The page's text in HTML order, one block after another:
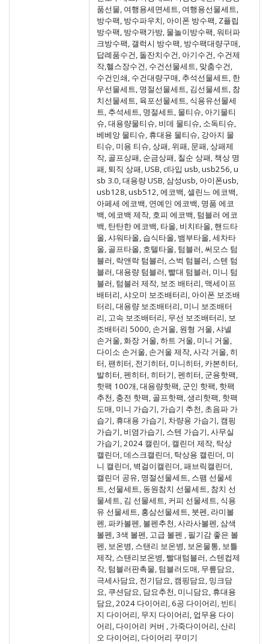
품선물, 여행용세면세트, 여행용선물세트,
방수팩, 방수파우치, 아이폰 방수팩, Z플립
방수팩, 방수팩가방, 물놀이방수팩, 워터파
크방수팩, 갤럭시 방수팩, 방수팩대량구매,
답례품수건, 돌잔치수건, 아기수건, 수건제
작,헬스장수건, 수건선물세트, 맞춤수건,
수건인쇄, 수건대량구매, 추석선물세트, 한
우선물세트, 명절선물세트, 김선물세트, 참
치선물세트, 육포선물세트, 식용유선물세
트, 추석세트, 명절세트, 물티슈, 아기물티
슈, 대용량물티슈, 비데 물티슈, 소독티슈,
베베앙 물티슈, 휴대용 물티슈, 강아지 물
티슈, 미용 티슈, 상패, 위패, 문패, 상패제
작, 골프상패, 순금상패, 칠순 상패, 책상 명
패, 퇴직 상패, USB, c타입 usb, usb256, u
sb 3.0, 대용량 USB, 삼성usb, 아이폰usb,
usb128, usb512, 에코백, 셀린느 에코백,
아페세 에코백, 연예인 에코백, 명품 에코
백, 에코백 제작, 호피 에코백, 텀블러 에코
백, 탄탄한 에코백, 타올, 비치타올, 핸드타
올, 샤워타올, 습식타올, 뱀부타올, 세차타
올, 골프타올, 호텔타올, 텀블러, 써모스 텀
블러, 락앤락 텀블러, 스벅 텀블러, 스텐 텀
블러, 대용량 텀블러, 빨대 텀블러, 미니 텀
블러, 텀블러 제작, 보조 배터리, 맥세이프
배터리, 샤오미 보조배터리, 아이폰 보조배
터리, 대용량 보조배터리, 미니 보조배터
리, 고속 보조배터리, 무선 보조배터리, 보
조배터리 5000, 손거울, 원형 거울, 샤넬
손거울, 화장 거울, 하트 거울, 미니 거울,
다이소 손거울, 손거울 제작, 사각 거울, 히
터, 팬히터, 전기히터, 미니히터, 카본히터,
발히터, 펜히터, 히터기, 펜히터, 군용핫팩,
핫팩 100개, 대용량핫팩, 군인 핫팩, 핫팩
추천, 충전 핫팩, 골프핫팩, 생리핫팩, 핫팩
도매, 미니 가습기, 가습기 추천, 초음파 가
습기, 휴대용 가습기, 차량용 가습기, 캠핑
가습기, 비염가습기, 스텐 가습기, 사무실
가습기, 2024 캘린더, 캘린더 제작, 탁상
캘린더, 데스크캘린더, 탁상용 캘린더, 미
니 캘린더, 벽걸이캘린더, 패브릭캘린더,
캘린더 공유, 명절선물세트, 스팸 선물세
트, 선물세트, 동원참치 선물세트, 참치 선
물세트, 김 선물세트, 커피 선물세트, 식용
유 선물세트, 홍삼선물세트, 붓펜, 라미볼
펜, 파카볼펜, 볼펜추천, 사라사볼펜, 삼색
볼펜, 3색 볼펜, 고급 볼펜 , 필기감 좋은 볼
펜, 보온병, 스탠리 보온병, 보온물통, 보틀
제작, 스탠리보온병, 빨대텀블러, 스텐컵제
작, 텀블러판촉물, 텀블러도매, 무릎담요,
극세사담요, 전기담요, 캠핑담요, 밍크담
요, 쿠션담요, 담요추천, 미니담요, 휴대용
담요, 2024 다이어리, 6공 다이어리, 빈티
지 다이어리, 무지 다이어리, 업무용 다이
어리, 다이어리 커버 , 가죽다이어리, 산리
오 다이어리, 다이어리 꾸미기